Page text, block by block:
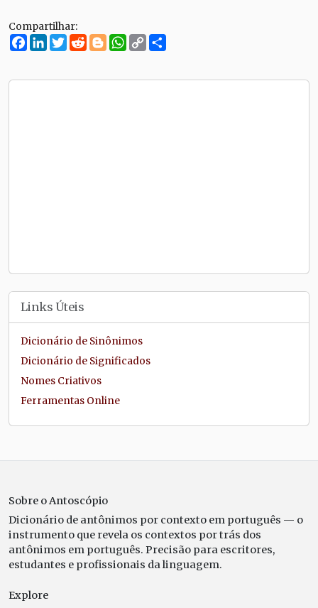
Compartilhar:
Facebook
LinkedIn
Twitter
RedditBloggerWhatsApp
Copy
Link
Links Úteis
Dicionário de Sinônimos
Dicionário de Significados
Nomes Criativos
Ferramentas Online
Sobre o Antoscópio
Dicionário de antônimos por contexto em português — o
instrumento que revela os contextos por trás dos
antônimos em português. Precisão para escritores,
estudantes e profissionais da linguagem.
Explore